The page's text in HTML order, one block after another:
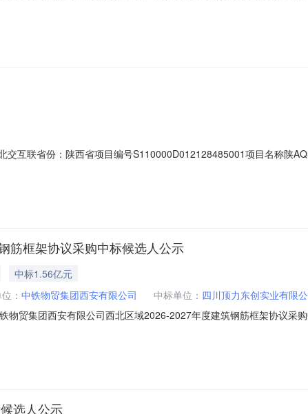
价是否自动延期：否权利人是否有意向行使优先购买权：标的是否
互联省份：陕西省项目编号S110000D012128485001项目名称陕
是对标的所作的参考性说明，不作为转让方对车辆品质的任何担保，
筋框架协议采购中标候选人公示
中标1.56亿元
： 中铁物贸集团西安有限公司 中标单位： 四川顶力东创实业有限
物贸集团西安有限公司西北区域2026-2027年度建筑钢筋框架协议采
选人公示